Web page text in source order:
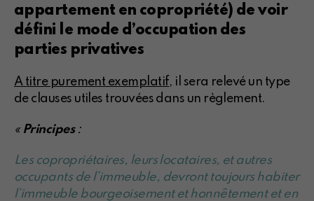
appartement en copropriété) de voir
défini le mode d’occupation des
parties privatives
A titre purement exemplatif, il sera relevé un type
de clauses utiles trouvées dans un règlement.
« Principes:
Les copropriétaires, leurs locataires, et autres
occupants de l’immeuble, devront toujours habiter
l’immeuble bourgeoisement et honnêtement et en